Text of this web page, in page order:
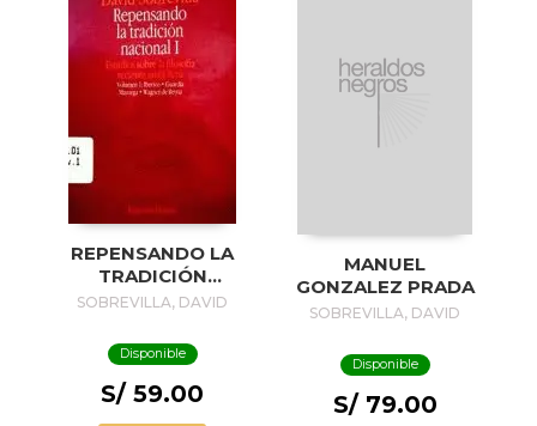
REPENSANDO LA
TRADICIÓN
NACIONAL I
SOBREVILLA, DAVID
Disponible
S/ 59.00
MANUEL
GONZALEZ PRADA
SOBREVILLA, DAVID
Disponible
S/ 79.00